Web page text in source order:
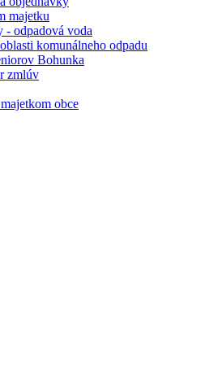
majetku
- odpadová voda
komunálneho odpadu
Bohunka
zmlúv
obce